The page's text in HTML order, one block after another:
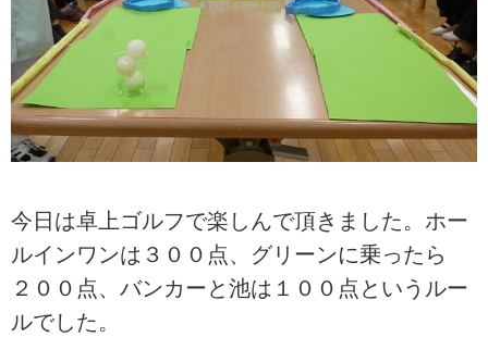
今日は卓上ゴルフで楽しんで頂きました。ホー
ルインワンは３００点、グリーンに乗ったら
２００点、バンカーと池は１００点というルー
ルでした。